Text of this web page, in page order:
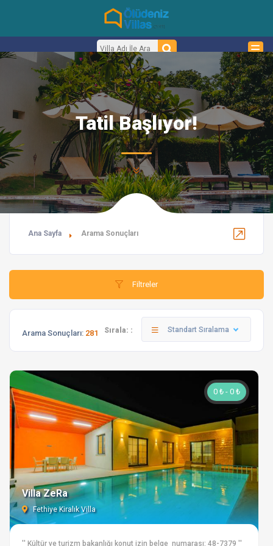
Tatil Başlıyor!
Ana Sayfa Arama Sonuçları
Filtreler
Arama Sonuçları: 281 Sırala: : Standart Sıralama
0 ₺ - 0 ₺
Villa ZeRa
Fethiye Kiralık Villa
'' Kültür ve turizm bakanlığı konut izin belge numarası: 48-7379 ''